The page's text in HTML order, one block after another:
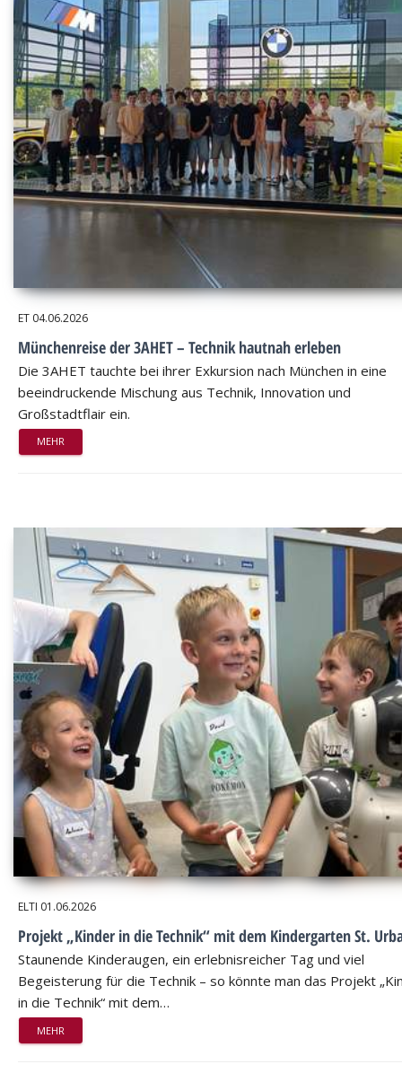
ET 04.06.2026
Münchenreise der 3AHET – Technik hautnah erleben
Die 3AHET tauchte bei ihrer Exkursion nach München in eine
beeindruckende Mischung aus Technik, Innovation und
Großstadtflair ein.
MEHR
ELTI 01.06.2026
Projekt „Kinder in die Technik“ mit dem Kindergarten St.
Staunende Kinderaugen, ein erlebnisreicher Tag und viel
Begeisterung für die Technik – so könnte man das Projekt
in die Technik“ mit dem…
MEHR